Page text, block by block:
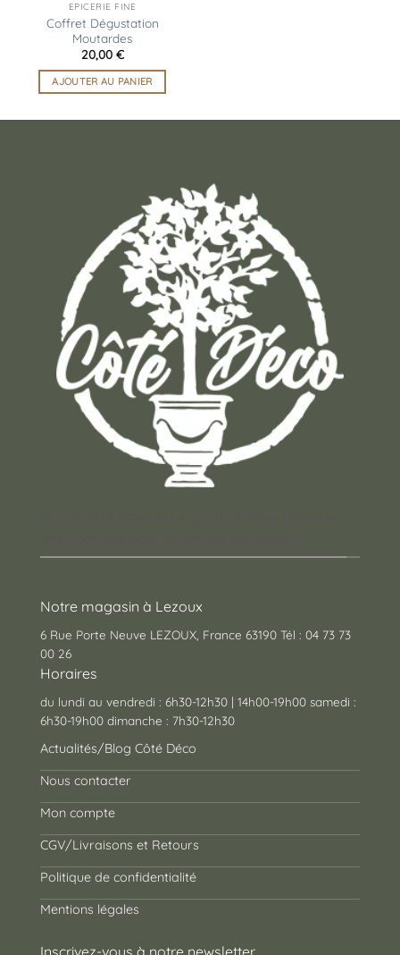
EPICERIE FINE
Coffret Dégustation
Moutardes
20,00 €
AJOUTER AU PANIER
Notre magasin à Lezoux
6 Rue Porte Neuve LEZOUX, France 63190 Tél : 04 73 73
00 26
Horaires
du lundi au vendredi : 6h30-12h30 | 14h00-19h00 samedi :
6h30-19h00 dimanche : 7h30-12h30
Actualités/Blog Côté Déco
Nous contacter
Mon compte
CGV/Livraisons et Retours
Politique de confidentialité
Mentions légales